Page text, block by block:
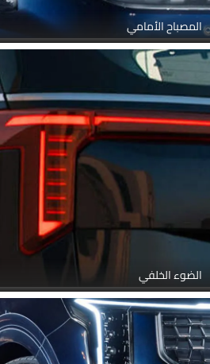
المصباح الأمامي
الضوء الخلفي